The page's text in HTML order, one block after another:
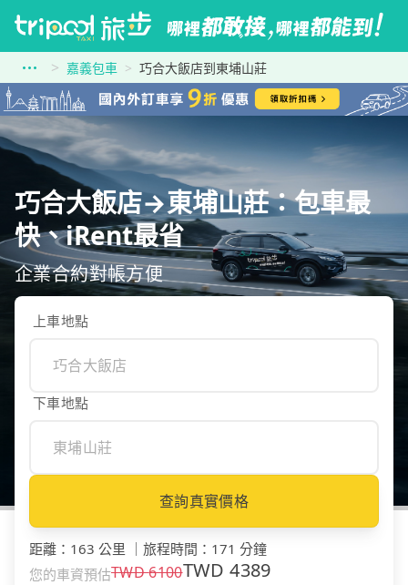
嘉義包車 巧合大飯店到東埔山莊
巧合大飯店→東埔山莊：包車最
快、iRent最省
企業合約對帳方便
上車地點
下車地點
查詢真實價格
距離 ： 163 公里 旅程時間 ： 171 分鐘
您的車資預估TWD6100TWD4389